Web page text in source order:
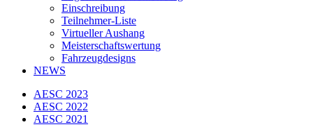
Einschreibung
Teilnehmer-Liste
Virtueller Aushang
Meisterschaftswertung
Fahrzeugdesigns
NEWS
AESC 2023
AESC 2022
AESC 2021